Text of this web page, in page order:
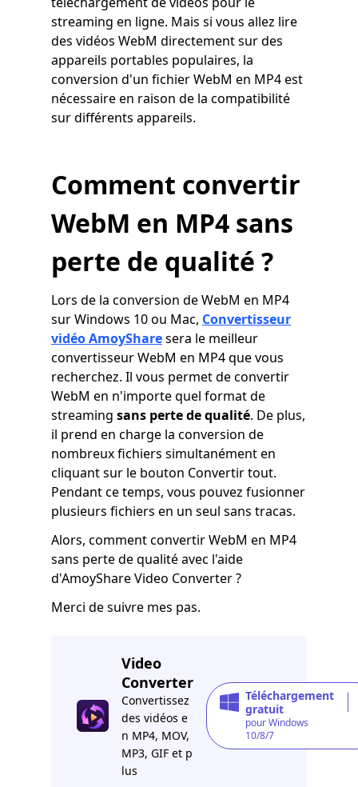
streaming en ligne. Mais si vous allez lire
des vidéos WebM directement sur des
appareils portables populaires, la
conversion d'un fichier WebM en MP4 est
nécessaire en raison de la compatibilité
sur différents appareils.
Comment convertir
WebM en MP4 sans
perte de qualité ?
Lors de la conversion de WebM en MP4
sur Windows 10 ou Mac, Convertisseur
vidéo AmoySharesera le meilleur
convertisseur WebM en MP4 que vous
recherchez. Il vous permet de convertir
WebM en n'importe quel format de
streaming sans perte de qualité. De plus,
il prend en charge la conversion de
nombreux fichiers simultanément en
cliquant sur le bouton Convertir tout.
Pendant ce temps, vous pouvez fusionner
plusieurs fichiers en un seul sans tracas.
Alors, comment convertir WebM en MP4
sans perte de qualité avec l'aide
d'AmoyShare Video Converter ?
Merci de suivre mes pas.
Video
Converter
Convertissez
des vidéos e
n MP4, MOV,
MP3, GIF et p
lus
Téléchargement
gratuit
pour Windows
10/8/7